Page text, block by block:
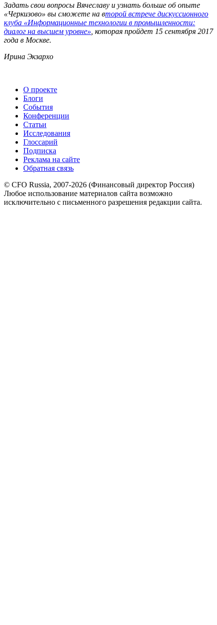
Задать свои вопросы Вячеславу и узнать больше об опыте
«Черкизово» вы сможете на второй встрече дискуссионного
клуба «Информационные технологии в промышленности:
диалог на высшем уровне» , которая пройдет 15 сентября 2017
года в Москве.
Ирина Экзархо
О проекте
Блоги
События
Конференции
Статьи
Исследования
Глоссарий
Подписка
Реклама на сайте
Обратная связь
© CFO Russia, 2007-2026 (Финансовый директор Россия)
Любое использование материалов сайта возможно
исключительно с письменного разрешения редакции сайта.